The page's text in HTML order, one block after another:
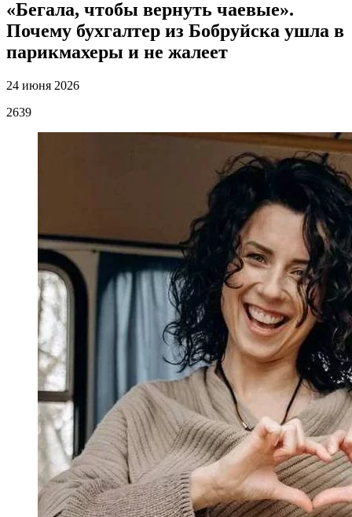
«Бегала, чтобы вернуть чаевые».
Почему бухгалтер из Бобруйска ушла в
парикмахеры и не жалеет
24 июня 2026
2639